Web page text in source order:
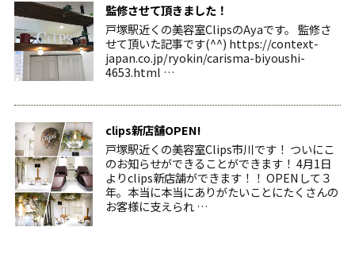
監修させて頂きました！
戸塚駅近くの美容室ClipsのAyaです。 監修さ
せて頂いた記事です(^^) https://context-
japan.co.jp/ryokin/carisma-biyoushi-
4653.html …
clips新店舗OPEN!
戸塚駅近くの美容室Clips市川です！ ついにこ
のお知らせができることができます！ 4月1日
よりclips新店舗ができます！！ OPENして３
年。本当に本当にありがたいことにたくさんの
お客様に支えられ …